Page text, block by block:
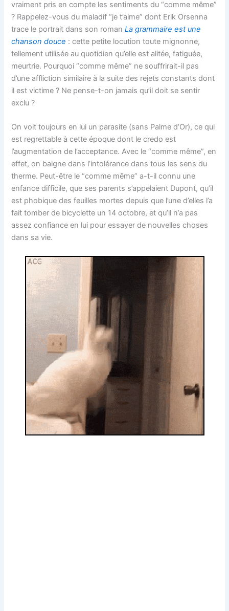
vraiment pris en compte les sentiments du “comme même”
? Rappelez-vous du maladif “je t’aime” dont Erik Orsenna
trace le portrait dans son romanLa grammaire est une
chanson douce : cette petite locution toute mignonne,
tellement utilisée au quotidien qu’elle est alitée, fatiguée,
meurtrie. Pourquoi “comme même” ne souffrirait-il pas
d’une affliction similaire à la suite des rejets constants dont
il est victime ? Ne pense-t-on jamais qu’il doit se sentir
exclu ?
On voit toujours en lui un parasite (sans Palme d’Or), ce qui
est regrettable à cette époque dont le credo est
l’augmentation de l’acceptance. Avec le “comme même”, en
effet, on baigne dans l’intolérance dans tous les sens du
therme. Peut-être le “comme même” a-t-il connu une
enfance difficile, que ses parents s’appelaient Dupont, qu’il
est phobique des feuilles mortes depuis que l’une d’elles l’a
fait tomber de bicyclette un 14 octobre, et qu’il n’a pas
assez confiance en lui pour essayer de nouvelles choses
dans sa vie.